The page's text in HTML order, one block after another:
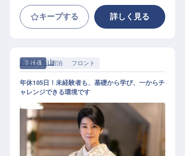
キープする 詳しく見る
正社員 宿泊 フロント
お宿うち山
年休105日！未経験者も、基礎から学び、一からチ
ャレンジできる環境です